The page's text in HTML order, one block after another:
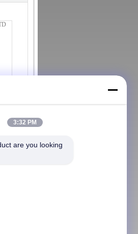
3:32 PM
are you looking